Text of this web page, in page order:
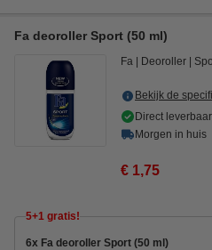
Fa deoroller Sport (50 ml)
Fa Deoroller
Bekijk de
Direct leverbaar
Morgen in huis
€ 1,75
5+1 gratis!
6x Fa deoroller Sport (50 ml)